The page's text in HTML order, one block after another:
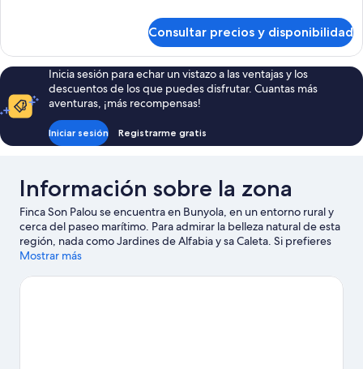
Consultar precios y disponibilidad
Inicia sesión para echar un vistazo a las ventajas y los
descuentos de los que puedes disfrutar. Cuantas más
aventuras, ¡más recompensas!
Iniciar sesión Registrarme gratis
Información sobre la zona
Finca Son Palou se encuentra en Bunyola, en un entorno rural y
cerca del paseo marítimo. Para admirar la belleza natural de esta
región, nada como Jardines de Alfabia y sa Caleta. Si prefieres
dar un toque cultural a tus vacaciones, visita Frederic Chopin y
Puerto deportivo de Port de Sóller. Disfruta de la naturaleza al
Mostrar más